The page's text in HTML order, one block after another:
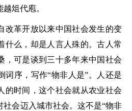
俎代庖。
革开放以来中国社会发生的变
什么，却是人言人殊的。古人常
，可是谈到三十多年来中国社会
词序，写作“物非人是”。人还是
的时间，这个社会就从农业社会
社会迈入城市社会。这不是“物非